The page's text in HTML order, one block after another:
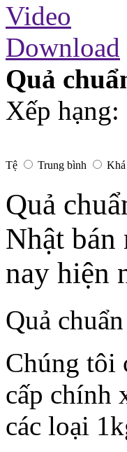
Video
Download
Quả
Xếp hạng:
Tệ Trung bình Khá
Quả
Nhật
nay hiện
Quả
Chúng tôi
cấp chính
các loại